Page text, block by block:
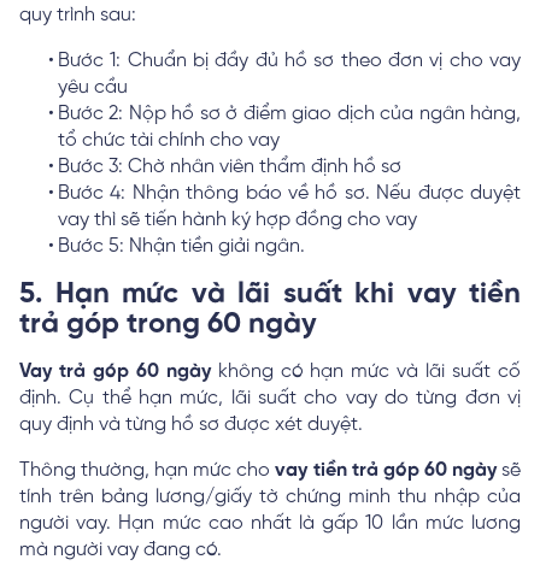
quy trình sau:
Bước 1: Chuẩn bị đầy đủ hồ sơ theo đơn vị cho vay
yêu cầu
Bước 2: Nộp hồ sơ ở điểm giao dịch của ngân hàng,
tổ chức tài chính cho vay
Bước 3: Chờ nhân viên thẩm định hồ sơ
Bước 4: Nhận thông báo về hồ sơ. Nếu được duyệt
vay thì sẽ tiến hành ký hợp đồng cho vay
Bước 5: Nhận tiền giải ngân.
5. Hạn mức và lãi suất khi vay tiền
trả góp trong 60 ngày
Vay trả góp 60 ngày không có hạn mức và lãi suất cố
định. Cụ thể hạn mức, lãi suất cho vay do từng đơn vị
quy định và từng hồ sơ được xét duyệt.
Thông thường, hạn mức chovay tiền trả góp 60 ngàysẽ
tính trên bảng lương/giấy tờ chứng minh thu nhập của
người vay. Hạn mức cao nhất là gấp 10 lần mức lương
mà người vay đang có.